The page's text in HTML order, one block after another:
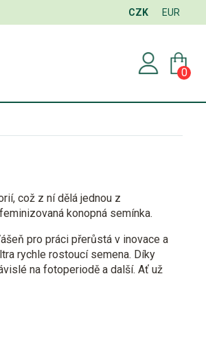
CZK EUR
0
, což z ní dělá jednou z
feminizovaná konopná semínka.
pro práci přerůstá v inovace a
rychle rostoucí semena. Díky
na fotoperiodě a další. Ať už